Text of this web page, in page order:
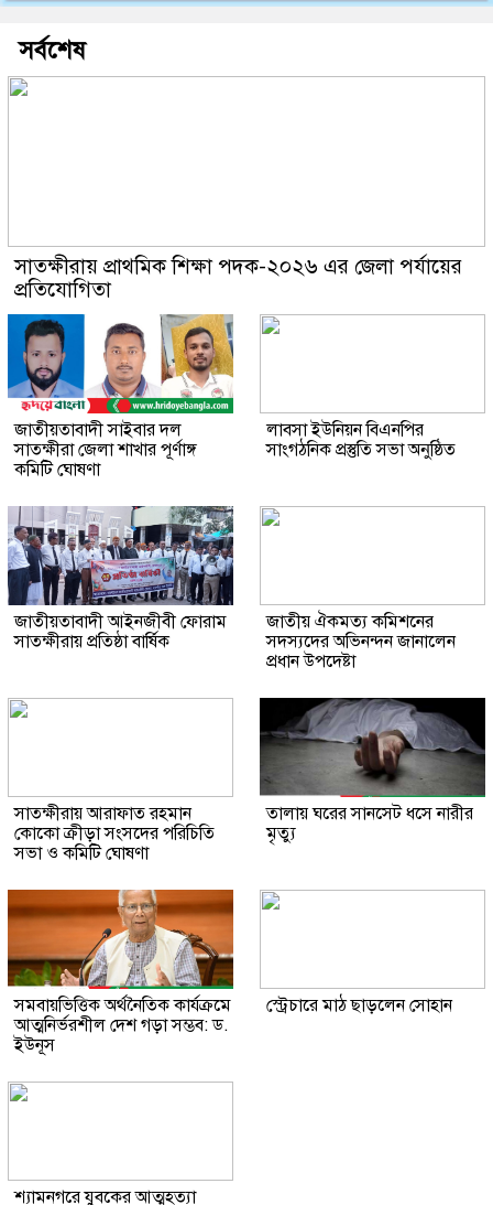
সর্বশেষ
সাতক্ষীরায় প্রাথমিক শিক্ষা পদক-২০২৬ এর জেলা পর্যায়ের
প্রতিযোগিতা
জাতীয়তাবাদী সাইবার দল
সাতক্ষীরা জেলা শাখার পূর্ণাঙ্গ
কমিটি ঘোষণা
লাবসা ইউনিয়ন বিএনপির
সাংগঠনিক প্রস্তুতি সভা অনুষ্ঠিত
জাতীয়তাবাদী আইনজীবী ফোরাম
সাতক্ষীরায় প্রতিষ্ঠা বার্ষিক
জাতীয় ঐকমত্য কমিশনের
সদস্যদের অভিনন্দন জানালেন
প্রধান উপদেষ্টা
সাতক্ষীরায় আরাফাত রহমান
কোকো ক্রীড়া সংসদের পরিচিতি
সভা ও কমিটি ঘোষণা
তালায় ঘরের সানসেট ধসে নারীর
মৃত্যু
সমবায়ভিত্তিক অর্থনৈতিক কার্যক্রমে
আত্মনির্ভরশীল দেশ গড়া সম্ভব: ড.
ইউনূস
স্ট্রেচারে মাঠ ছাড়লেন সোহান
শ্যামনগরে যুবকের আত্মহত্যা